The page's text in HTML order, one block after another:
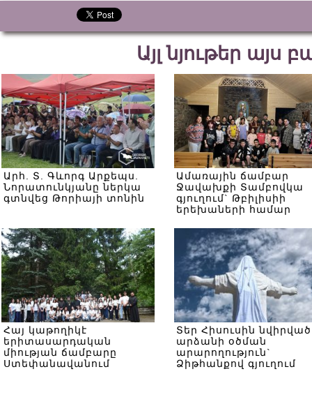
Այլ նյութեր այս
Արհ. Տ. Գևորգ Արքեպս.
Նորատունկյանը ներկա
գտնվեց Թորիայի տոնին
Ամառային ճամբար
Ջավախքի Տամբովկա
գյուղում` Թբիլիսիի
երեխաների համար
Հայ կաթողիկէ
երիտասարդական
միության ճամբարը
Ստեփանավանում
Տեր Հիսուսին նվիրված
արձանի օծման
արարողություն`
Ձիթհանքով գյուղում